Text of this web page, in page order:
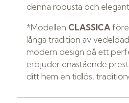
denna robusta och
*Modellen CLASSICA
långa tradition av
modern design på ett
erbjuder enastående
ditt hem en tidlös,